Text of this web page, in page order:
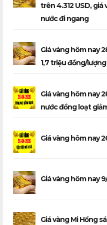
trên 4.312 USD, giá
nước đi ngang
Giá vàng hôm nay
1,7 triệu đồng/lượng
Giá vàng hôm nay
nước đồng loạt
Giá vàng hôm nay
Giá vàng hôm nay
Giá vàng Mi Hồng